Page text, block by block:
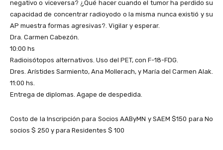
negativo o viceversa? ¿Qué hacer cuando el tumor ha perdido su
capacidad de concentrar radioyodo o la misma nunca existió y su
AP muestra formas agresivas?. Vigilar y esperar.
Dra. Carmen Cabezón.
10:00 hs
Radioisótopos alternativos. Uso del PET, con F-18-FDG.
Dres. Arístides Sarmiento, Ana Mollerach, y María del Carmen Alak.
11:00 hs.
Entrega de diplomas. Agape de despedida.
Costo de la Inscripción para Socios AAByMN y SAEM $150 para No
socios $ 250 y para Residentes $ 100